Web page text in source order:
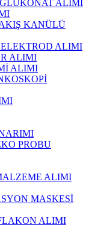
ALIMI
KANÜLÜ
ALIMI
ALIMI
ALIMI
PROBU
ALIMI
MASKESİ
ALIMI